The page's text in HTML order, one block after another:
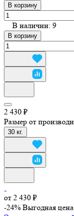
В корзину
В наличии: 9
В корзину
2 430 ₽
Размер от
30 кг.
от 2 430 ₽
-24% Выгодная цена